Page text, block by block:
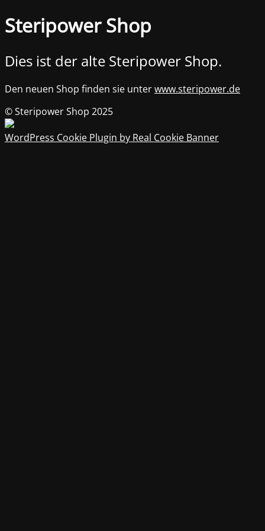
Steripower Shop
Dies ist der alte Steripower Shop.
Den neuen Shop finden sie unterwww.steripower.de
© Steripower Shop 2025
WordPress Cookie Plugin by Real Cookie Banner